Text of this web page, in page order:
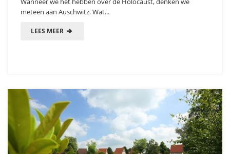
meteen aan Auschwitz. Wat...
LEES MEER